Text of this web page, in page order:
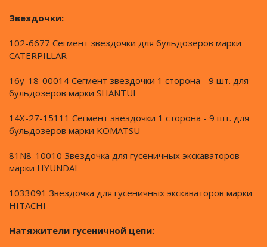
Звездочки:
102-6677 Сегмент звездочки для бульдозеров марки
CATERPILLAR
16y-18-00014 Сегмент звездочки 1 сторона - 9 шт. для
бульдозеров марки SHANTUI
14X-27-15111 Сегмент звездочки 1 сторона - 9 шт. для
бульдозеров марки KOMATSU
81N8-10010 Звездочка для гусеничных экскаваторов
марки HYUNDAI
1033091 Звездочка для гусеничных экскаваторов марки
HITACHI
Натяжители гусеничной цепи: